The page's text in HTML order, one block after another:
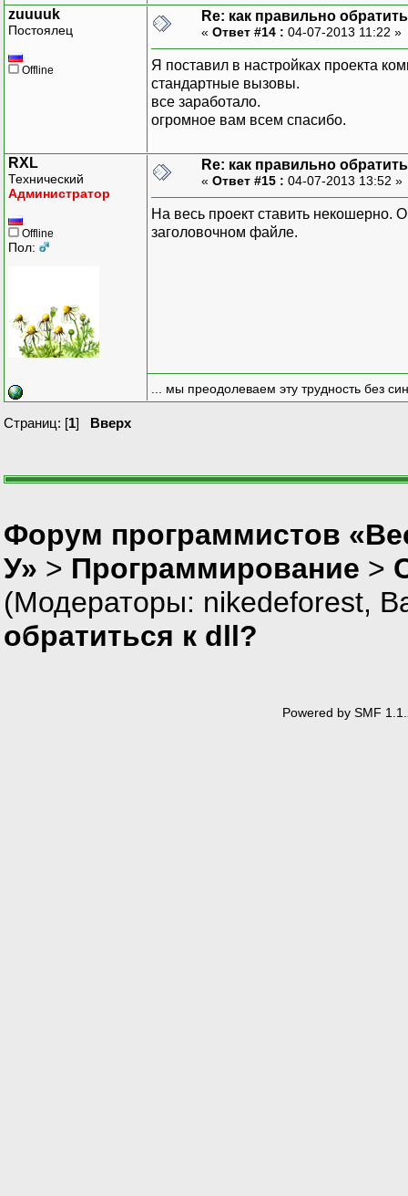
zuuuuk
Постоялец
Offline
Re: как правильно
« Ответ #14 : 04-07-2013 11:22 »
Я поставил в настройках проекта
стандартные вызовы.
все заработало.
огромное вам всем спасибо.
RXL
Технический
Администратор
Offline
Пол:
Re: как правильно
« Ответ #15 : 04-07-2013 13:52 »
На весь проект ставить
заголовочном файле.
... мы преодолеваем эту трудность без
Страниц: [1] Вверх
Форум программистов
У» > Программирование >
(Модераторы: nikedeforest,
обратиться к dll?
Powered by SMF